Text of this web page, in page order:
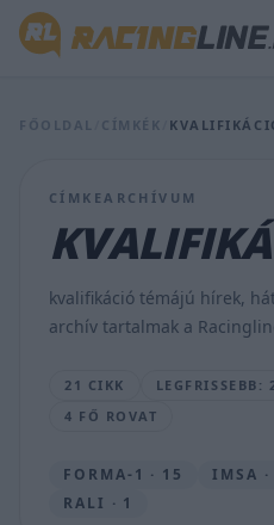
FŐOLDAL CÍMKÉK
CÍMKEARCHÍVUM
kvalifikáció témájú hírek,
archív tartalmak a
21 CIKK
4 FŐ ROVAT
FORMA-1 · 15 IMSA ·
RALI · 1
Nézd
élőben
a
Morena
Rally
LAKNER
17.